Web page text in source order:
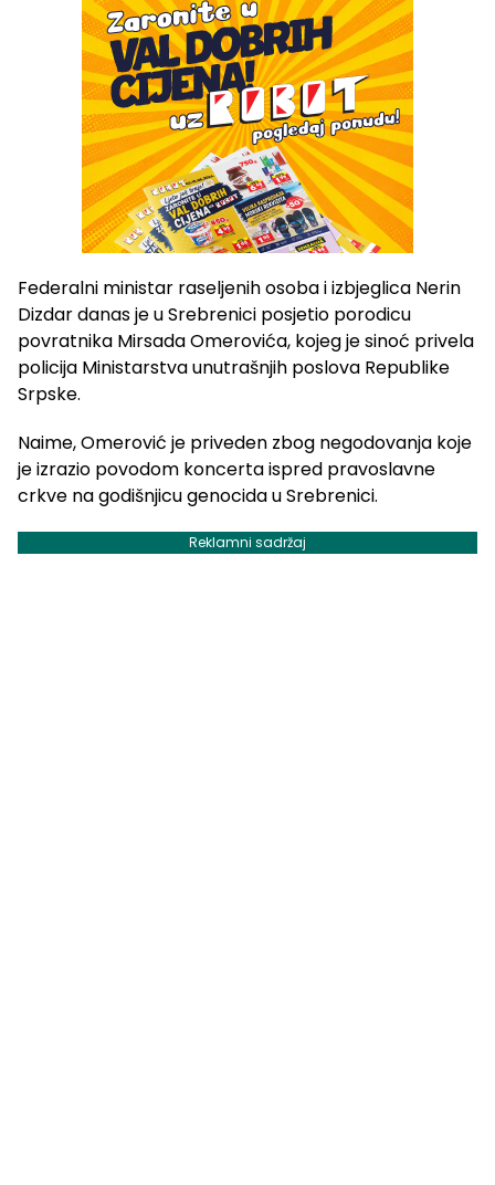
Federalni ministar raseljenih osoba i izbjeglica Nerin
Dizdar danas je u Srebrenici posjetio porodicu
povratnika Mirsada Omerovića, kojeg je sinoć privela
policija Ministarstva unutrašnjih poslova Republike
Srpske.
Naime, Omerović je priveden zbog negodovanja koje
je izrazio povodom koncerta ispred pravoslavne
crkve na godišnjicu genocida u Srebrenici.
Reklamni sadržaj